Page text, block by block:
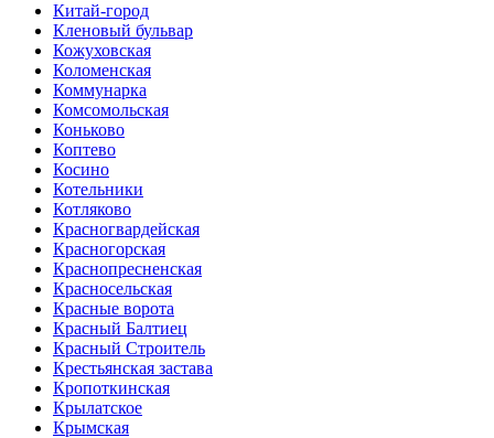
Китай-город
Кленовый бульвар
Кожуховская
Коломенская
Коммунарка
Комсомольская
Коньково
Коптево
Косино
Котельники
Котляково
Красногвардейская
Красногорская
Краснопресненская
Красносельская
Красные ворота
Красный Балтиец
Красный Строитель
Крестьянская застава
Кропоткинская
Крылатское
Крымская